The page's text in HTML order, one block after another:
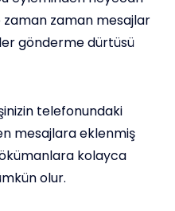
zaman mesajlar
gönderme dürtüsü
telefonundaki
mesajlara eklenmiş
kolayca
olur.